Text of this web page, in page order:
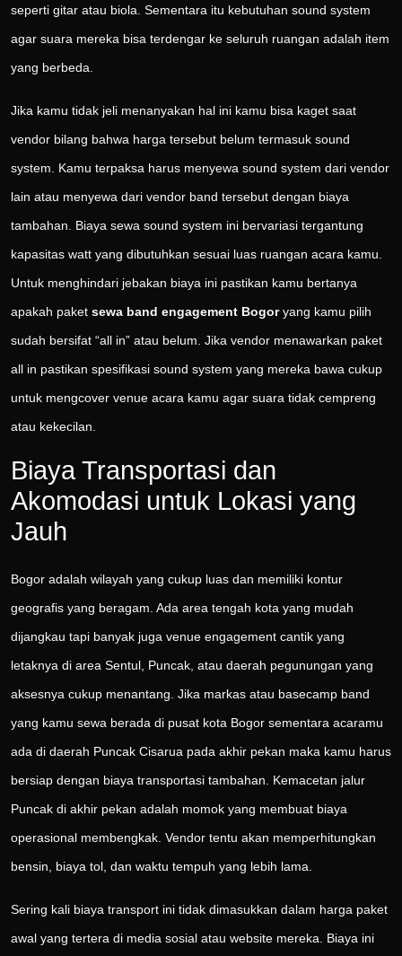
seperti gitar atau biola. Sementara itu kebutuhan sound system
agar suara mereka bisa terdengar ke seluruh ruangan adalah item
yang berbeda.
Jika kamu tidak jeli menanyakan hal ini kamu bisa kaget saat
vendor bilang bahwa harga tersebut belum termasuk sound
system. Kamu terpaksa harus menyewa sound system dari vendor
lain atau menyewa dari vendor band tersebut dengan biaya
tambahan. Biaya sewa sound system ini bervariasi tergantung
kapasitas watt yang dibutuhkan sesuai luas ruangan acara kamu.
Untuk menghindari jebakan biaya ini pastikan kamu bertanya
apakah paket sewa band engagement Bogoryang kamu pilih
sudah bersifat “all in” atau belum. Jika vendor menawarkan paket
all in pastikan spesifikasi sound system yang mereka bawa cukup
untuk mengcover venue acara kamu agar suara tidak cempreng
atau kekecilan.
Biaya Transportasi dan
Akomodasi untuk Lokasi yang
Jauh
Bogor adalah wilayah yang cukup luas dan memiliki kontur
geografis yang beragam. Ada area tengah kota yang mudah
dijangkau tapi banyak juga venue engagement cantik yang
letaknya di area Sentul, Puncak, atau daerah pegunungan yang
aksesnya cukup menantang. Jika markas atau basecamp band
yang kamu sewa berada di pusat kota Bogor sementara acaramu
ada di daerah Puncak Cisarua pada akhir pekan maka kamu harus
bersiap dengan biaya transportasi tambahan. Kemacetan jalur
Puncak di akhir pekan adalah momok yang membuat biaya
operasional membengkak. Vendor tentu akan memperhitungkan
bensin, biaya tol, dan waktu tempuh yang lebih lama.
Sering kali biaya transport ini tidak dimasukkan dalam harga paket
awal yang tertera di media sosial atau website mereka. Biaya ini